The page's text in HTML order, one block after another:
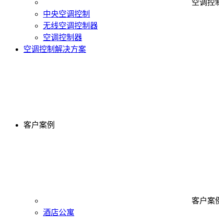
空调控
中央空调控制
无线空调控制器
空调控制器
空调控制解决方案
客户案例
客户案
酒店公寓